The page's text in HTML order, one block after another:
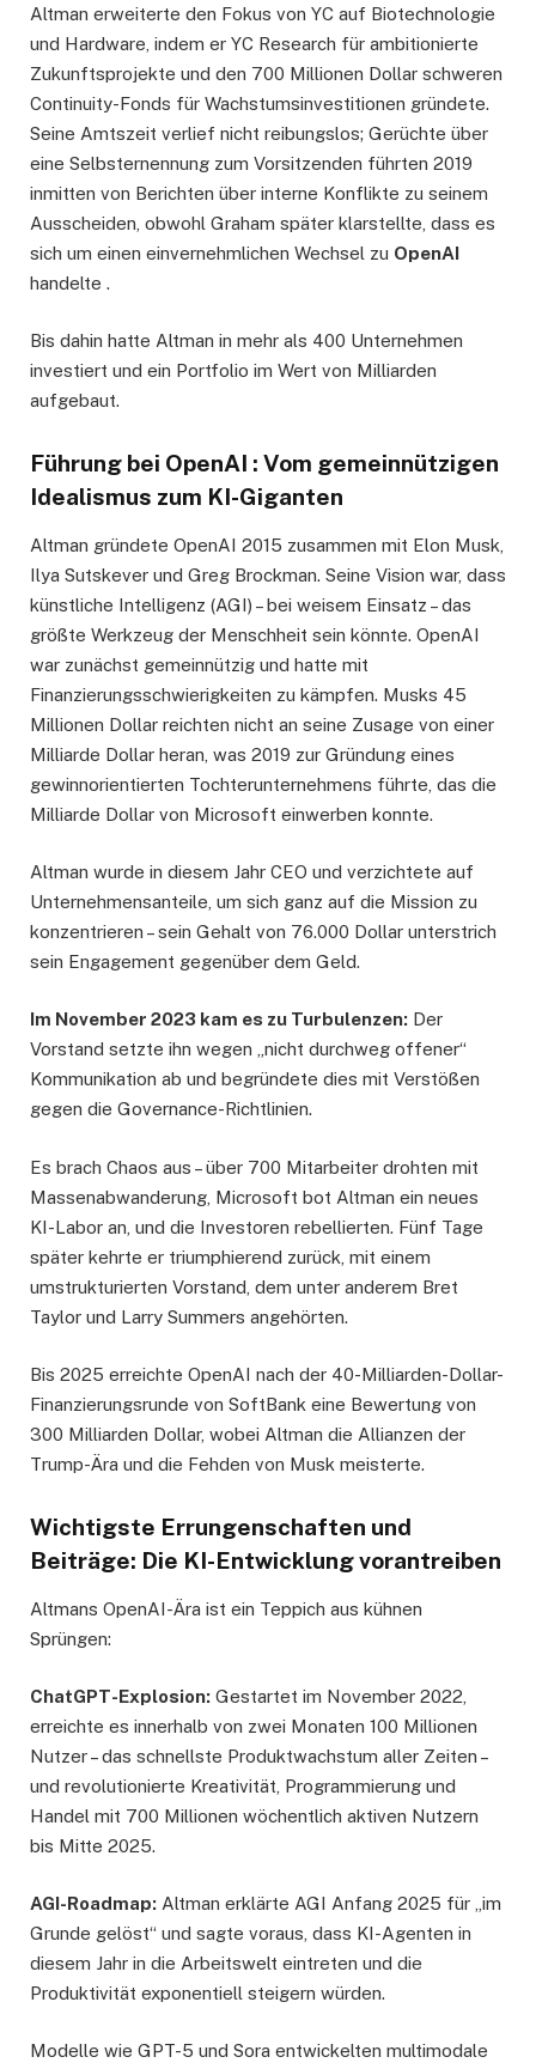
Altman erweiterte den Fokus von YC auf Biotechnologie
und Hardware, indem er YC Research für ambitionierte
Zukunftsprojekte und den 700 Millionen Dollar schweren
Continuity-Fonds für Wachstumsinvestitionen gründete.
Seine Amtszeit verlief nicht reibungslos; Gerüchte über
eine Selbsternennung zum Vorsitzenden führten 2019
inmitten von Berichten über interne Konflikte zu seinem
Ausscheiden, obwohl Graham später klarstellte, dass es
sich um einen einvernehmlichen Wechsel zu OpenAI
handelte .
Bis dahin hatte Altman in mehr als 400 Unternehmen
investiert und ein Portfolio im Wert von Milliarden
aufgebaut.
Führung bei OpenAI : Vom gemeinnützigen
Idealismus zum KI-Giganten
Altman gründete OpenAI 2015 zusammen mit Elon Musk,
Ilya Sutskever und Greg Brockman. Seine Vision war, dass
künstliche Intelligenz (AGI) – bei weisem Einsatz – das
größte Werkzeug der Menschheit sein könnte. OpenAI
war zunächst gemeinnützig und hatte mit
Finanzierungsschwierigkeiten zu kämpfen. Musks 45
Millionen Dollar reichten nicht an seine Zusage von einer
Milliarde Dollar heran, was 2019 zur Gründung eines
gewinnorientierten Tochterunternehmens führte, das die
Milliarde Dollar von Microsoft einwerben konnte.
Altman wurde in diesem Jahr CEO und verzichtete auf
Unternehmensanteile, um sich ganz auf die Mission zu
konzentrieren – sein Gehalt von 76.000 Dollar unterstrich
sein Engagement gegenüber dem Geld.
Im November 2023 kam es zu Turbulenzen: Der
Vorstand setzte ihn wegen „nicht durchweg offener“
Kommunikation ab und begründete dies mit Verstößen
gegen die Governance-Richtlinien.
Es brach Chaos aus – über 700 Mitarbeiter drohten mit
Massenabwanderung, Microsoft bot Altman ein neues
KI-Labor an, und die Investoren rebellierten. Fünf Tage
später kehrte er triumphierend zurück, mit einem
umstrukturierten Vorstand, dem unter anderem Bret
Taylor und Larry Summers angehörten.
Bis 2025 erreichte OpenAI nach der 40-Milliarden-Dollar-
Finanzierungsrunde von SoftBank eine Bewertung von
300 Milliarden Dollar, wobei Altman die Allianzen der
Trump-Ära und die Fehden von Musk meisterte.
Wichtigste Errungenschaften und
Beiträge: Die KI-Entwicklung vorantreiben
Altmans OpenAI-Ära ist ein Teppich aus kühnen
Sprüngen:
ChatGPT-Explosion: Gestartet im November 2022,
erreichte es innerhalb von zwei Monaten 100 Millionen
Nutzer – das schnellste Produktwachstum aller Zeiten –
und revolutionierte Kreativität, Programmierung und
Handel mit 700 Millionen wöchentlich aktiven Nutzern
bis Mitte 2025.
AGI-Roadmap: Altman erklärte AGI Anfang 2025 für „im
Grunde gelöst“ und sagte voraus, dass KI-Agenten in
diesem Jahr in die Arbeitswelt eintreten und die
Produktivität exponentiell steigern würden.
Modelle wie GPT-5 und Sora entwickelten multimodale